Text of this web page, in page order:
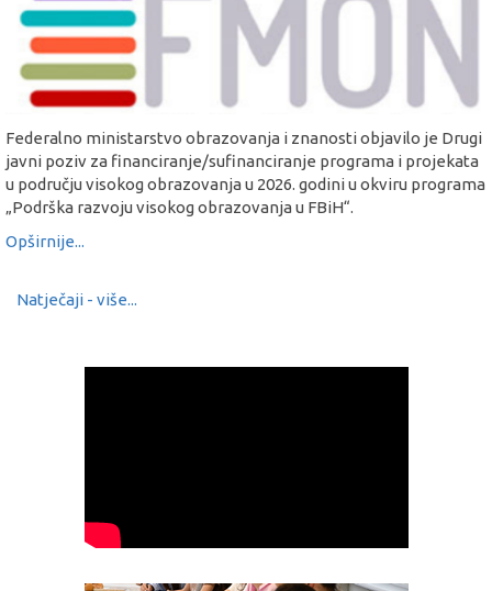
Federalno ministarstvo obrazovanja i znanosti objavilo je Drugi
javni poziv za financiranje/sufinanciranje programa i projekata
u području visokog obrazovanja u 2026. godini u okviru programa
„Podrška razvoju visokog obrazovanja u FBiH“.
Opširnije...
Natječaji - više...